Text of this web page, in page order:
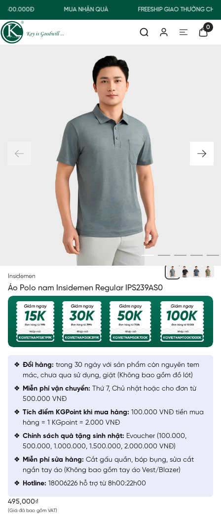
500.000Đ MUA NHẬN QUÀ FREESHIP GIAO THƯỜNG
0
Insidemen
Áo Polo nam Insidemen Regular IPS239AS0
495,000₫
(Giá đã bao gồm VAT)
Đổi hàng: trong 30 ngày với sản phẩm còn nguyên tem
mác, chưa qua sử dụng, giặt (Không bao gồm đồ lót)
Miễn phí vận chuyển: Thứ 7, Chủ nhật hoặc cho đơn từ
500.000 VNĐ
Tích điểm KGPoint khi mua hàng: 100.000 VNĐ tiền mua
hàng = 1 KGpoint = 2.000 VNĐ
Chính sách quà tặng sinh nhật: Evoucher (100.000,
500.000, 1.000.000, 1.500.000, 2.000.000 VNĐ)
Miễn phí sửa hàng: Cắt gấu quần, bóp bụng, sửa cắt
ngắn tay áo (Không bao gồm tay áo Vest/Blazer)
Hotline: 18006226 hỗ trợ từ 8h00:22h00